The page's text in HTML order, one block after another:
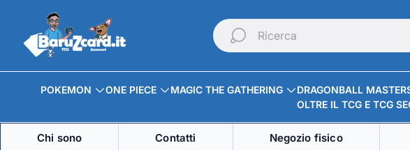
Logo
negozio"
Ricerca
POKEMON ONE PIECE MAGIC THE GATHERING DRAGONBALL
OLTRE IL TCG E TCG
Chi sono Contatti Negozio fisico